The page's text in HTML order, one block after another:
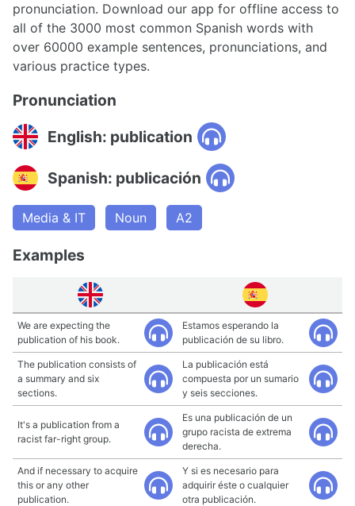
pronunciation. Download our app for offline access to
all of the 3000 most common Spanish words with
over 60000 example sentences, pronunciations, and
various practice types.
Pronunciation
English: publication
Spanish: publicación
Media & IT Noun A2
Examples
We are expecting the
publication of his book.
Estamos esperando la
publicación de su libro.
The publication consists of
a summary and six
sections.
La publicación está
compuesta por un sumario
y seis secciones.
It's a publication from a
racist far-right group.
Es una publicación de un
grupo racista de extrema
derecha.
And if necessary to acquire
this or any other
publication.
Y si es necesario para
adquirir éste o cualquier
otra publicación.